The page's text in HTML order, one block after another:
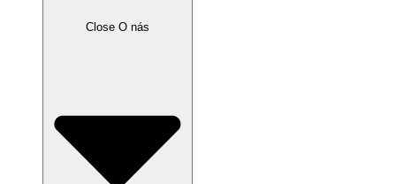
Close O nás